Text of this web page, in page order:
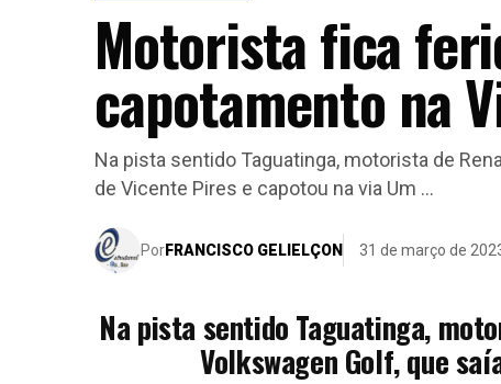
Motorista fica
capotamento na
Na pista sentido Taguatinga, motorista de
de Vicente Pires e capotou na via Um ...
PorFRANCISCO GELIELÇON 31 de março de
Na pista sentido Taguatinga,
Volkswagen Golf, que